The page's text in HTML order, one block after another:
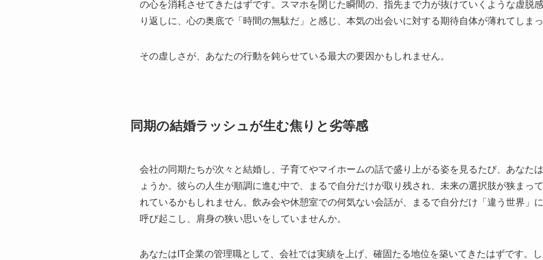
の心を消耗させてきたはずです。スマホを閉じた瞬間の、指先まで力が抜けていくような虚脱
り返しに、心の奥底で「時間の無駄だ」と感じ、本気の出会いに対する期待自体が薄れてしまっ
その虚しさが、あなたの行動を鈍らせている最大の要因かもしれません。
同期の結婚ラッシュが生む焦りと劣等感
会社の同期たちが次々と結婚し、子育てやマイホームの話で盛り上がる姿を見るたび、あなた
ょうか。彼らの人生が順調に進む中で、まるで自分だけが取り残され、未来の選択肢が狭まっ
れているかもしれません。飲み会や休憩室での何気ない会話が、まるで自分だけ「違う世界」
呼び起こし、肩身の狭い思いをしていませんか。
あなたはIT企業の管理職として、会社では実績を上げ、確固たる地位を築いてきたはずです。